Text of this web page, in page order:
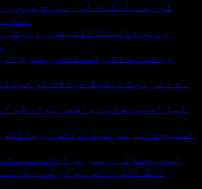
کون سے ٹیکسٹ ٹو اسپیچ
وائس ٹائپنگ ڈکٹیشن روایتی
وائس اے آئی اسسٹنٹ ریسرچ
اے آئی نوٹ ٹیکنگ خیالات کو
کیا اسپیچفائی واقعی مواد کو
اسپیچفائی کراس ڈیوائس
اسپیچفائی بہترین
الگ الگ وائس ٹولز کے